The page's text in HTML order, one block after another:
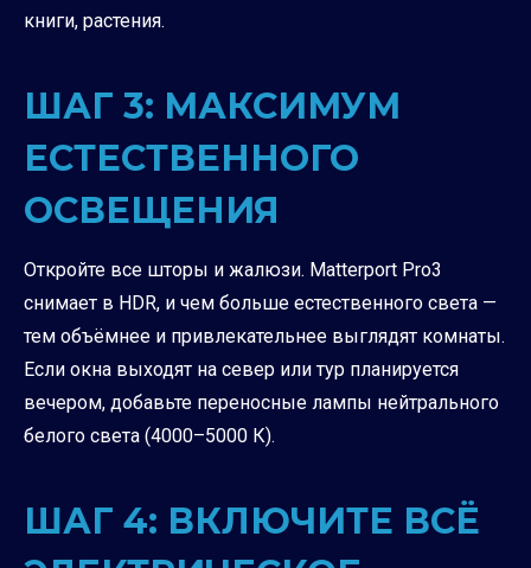
книги, растения.
ШАГ 3: МАКСИМУМ
ЕСТЕСТВЕННОГО
ОСВЕЩЕНИЯ
Откройте все шторы и жалюзи. Matterport Pro3
снимает в HDR, и чем больше естественного света —
тем объёмнее и привлекательнее выглядят комнаты.
Если окна выходят на север или тур планируется
вечером, добавьте переносные лампы нейтрального
белого света (4000–5000 К).
ШАГ 4: ВКЛЮЧИТЕ ВСЁ